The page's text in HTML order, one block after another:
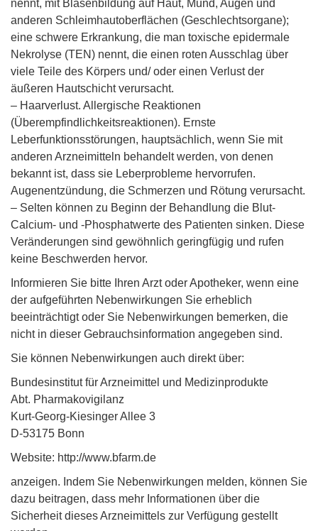
nennt, mit Blasenbildung auf Haut, Mund, Augen und
anderen Schleimhautoberflächen (Geschlechtsorgane);
eine schwere Erkrankung, die man toxische epidermale
Nekrolyse (TEN) nennt, die einen roten Ausschlag über
viele Teile des Körpers und/ oder einen Verlust der
äußeren Hautschicht verursacht.
– Haarverlust. Allergische Reaktionen
(Überempfindlichkeitsreaktionen). Ernste
Leberfunktionsstörungen, hauptsächlich, wenn Sie mit
anderen Arzneimitteln behandelt werden, von denen
bekannt ist, dass sie Leberprobleme hervorrufen.
Augenentzündung, die Schmerzen und Rötung verursacht.
– Selten können zu Beginn der Behandlung die Blut-
Calcium- und -Phosphatwerte des Patienten sinken. Diese
Veränderungen sind gewöhnlich geringfügig und rufen
keine Beschwerden hervor.
Informieren Sie bitte Ihren Arzt oder Apotheker, wenn eine
der aufgeführten Nebenwirkungen Sie erheblich
beeinträchtigt oder Sie Nebenwirkungen bemerken, die
nicht in dieser Gebrauchsinformation angegeben sind.
Sie können Nebenwirkungen auch direkt über:
Bundesinstitut für Arzneimittel und Medizinprodukte
Abt. Pharmakovigilanz
Kurt-Georg-Kiesinger Allee 3
D-53175 Bonn
Website: http://www.bfarm.de
anzeigen. Indem Sie Nebenwirkungen melden, können Sie
dazu beitragen, dass mehr Informationen über die
Sicherheit dieses Arzneimittels zur Verfügung gestellt